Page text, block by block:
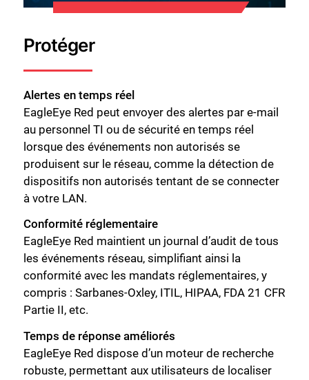
Protéger
Alertes en temps réel
EagleEye Red peut envoyer des alertes par e-mail
au personnel TI ou de sécurité en temps réel
lorsque des événements non autorisés se
produisent sur le réseau, comme la détection de
dispositifs non autorisés tentant de se connecter
à votre LAN.
Conformité réglementaire
EagleEye Red maintient un journal d’audit de tous
les événements réseau, simplifiant ainsi la
conformité avec les mandats réglementaires, y
compris : Sarbanes-Oxley, ITIL, HIPAA, FDA 21 CFR
Partie II, etc.
Temps de réponse améliorés
EagleEye Red dispose d’un moteur de recherche
robuste, permettant aux utilisateurs de localiser